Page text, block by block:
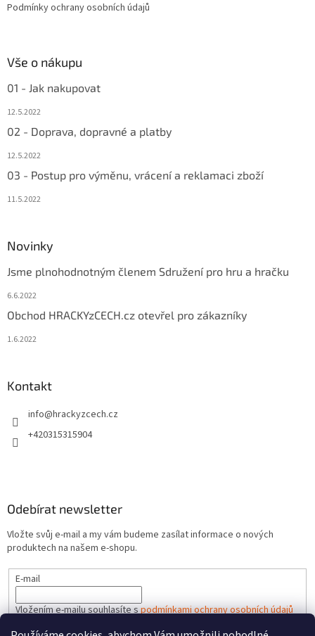
Podmínky ochrany osobních údajů
Vše o nákupu
01 - Jak nakupovat
12.5.2022
02 - Doprava, dopravné a platby
12.5.2022
03 - Postup pro výměnu, vrácení a reklamaci zboží
11.5.2022
Novinky
Jsme plnohodnotným členem Sdružení pro hru a hračku
6.6.2022
Obchod HRACKYzCECH.cz otevřel pro zákazníky
1.6.2022
Kontakt
info@hrackyzcech.cz
+420315315904
Odebírat newsletter
Vložte svůj e-mail a my vám budeme zasílat informace o nových
produktech na našem e-shopu.
E-mail
Vložením e-mailu souhlasíte spodmínkami ochrany osobních údajů